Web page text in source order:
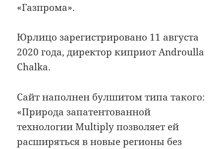
«Газпрома».
Юрлицо зарегистрировано 11 августа
2020 года, директор киприот Androulla
Chalka.
Сайт наполнен булшитом типа такого:
«Природа запатентованной
технологии Multiply позволяет ей
расширяться в новые регионы без